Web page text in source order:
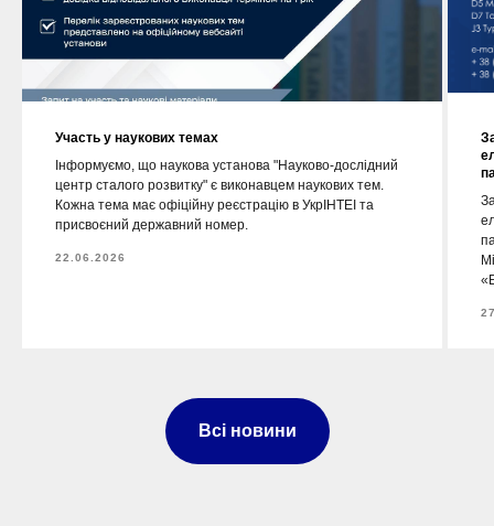
Участь у наукових темах
Інформуємо, що наукова установа "Науково-дослідний
центр сталого розвитку" є виконавцем наукових тем.
Кожна тема має офіційну реєстрацію в УкрІНТЕІ та
присвоєний державний номер.
22.06.2026
Всі новини